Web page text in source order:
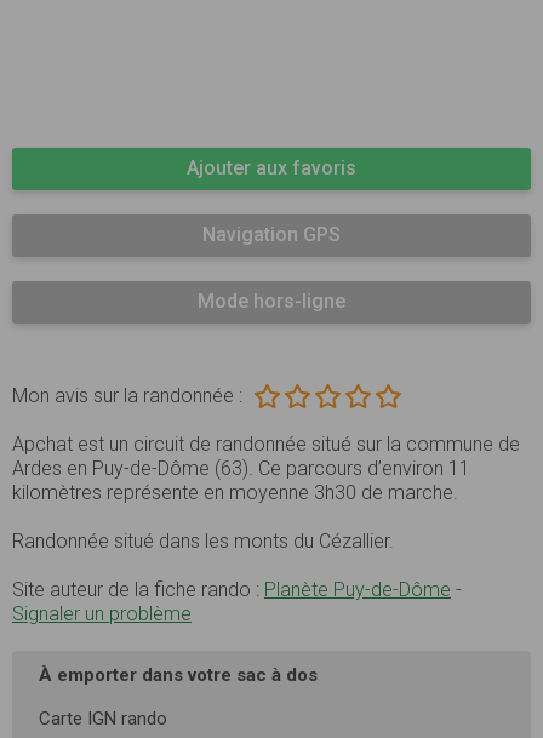
Ajouter aux favoris
Navigation GPS
Mode hors-ligne
Mon avis sur la randonnée :
Apchat est un circuit de randonnée situé sur la commune de
Ardes en Puy-de-Dôme (63). Ce parcours d’environ 11
kilomètres représente en moyenne 3h30 de marche.
Randonnée situé dans les monts du Cézallier.
Site auteur de la fiche rando : Planète Puy-de-Dôme -
Signaler un problème
À emporter dans votre sac à dos
Carte IGN rando